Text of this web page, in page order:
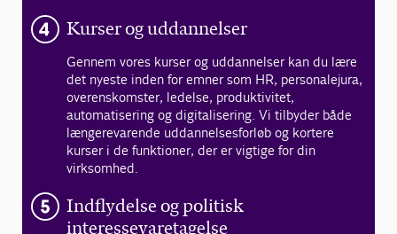
Kurser og uddannelser
Gennem vores kurser og uddannelser kan du lære
det nyeste inden for emner som HR, personalejura,
overenskomster, ledelse, produktivitet,
automatisering og digitalisering. Vi tilbyder både
længerevarende uddannelsesforløb og kortere
kurser i de funktioner, der er vigtige for din
virksomhed.
Indflydelse og politisk
interessevaretagelse